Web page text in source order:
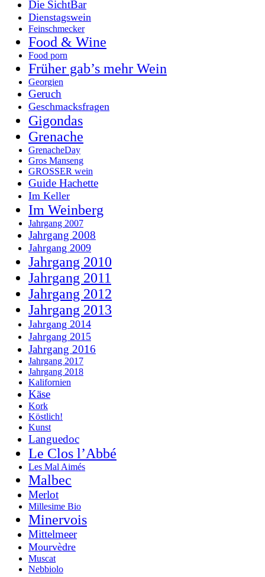
Die SichtBar
Dienstagswein
Feinschmecker
Food & Wine
Food porn
Früher gab’s mehr Wein
Georgien
Geruch
Geschmacksfragen
Gigondas
Grenache
GrenacheDay
Gros Manseng
GROSSER wein
Guide Hachette
Im Keller
Im Weinberg
Jahrgang 2007
Jahrgang 2008
Jahrgang 2009
Jahrgang 2010
Jahrgang 2011
Jahrgang 2012
Jahrgang 2013
Jahrgang 2014
Jahrgang 2015
Jahrgang 2016
Jahrgang 2017
Jahrgang 2018
Kalifornien
Käse
Kork
Köstlich!
Kunst
Languedoc
Le Clos l’Abbé
Les Mal Aimés
Malbec
Merlot
Millesime Bio
Minervois
Mittelmeer
Mourvèdre
Muscat
Nebbiolo